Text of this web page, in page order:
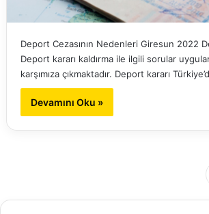
Deport Cezasının Nedenleri Giresun 2022
Deport kararı kaldırma ile ilgili sorular
karşımıza çıkmaktadır. Deport kararı
Devamını Oku »